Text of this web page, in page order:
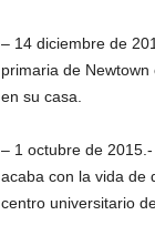
– 14 diciembre de
primaria de
en su casa.
– 1 octubre de
acaba con la vida de
centro universitario